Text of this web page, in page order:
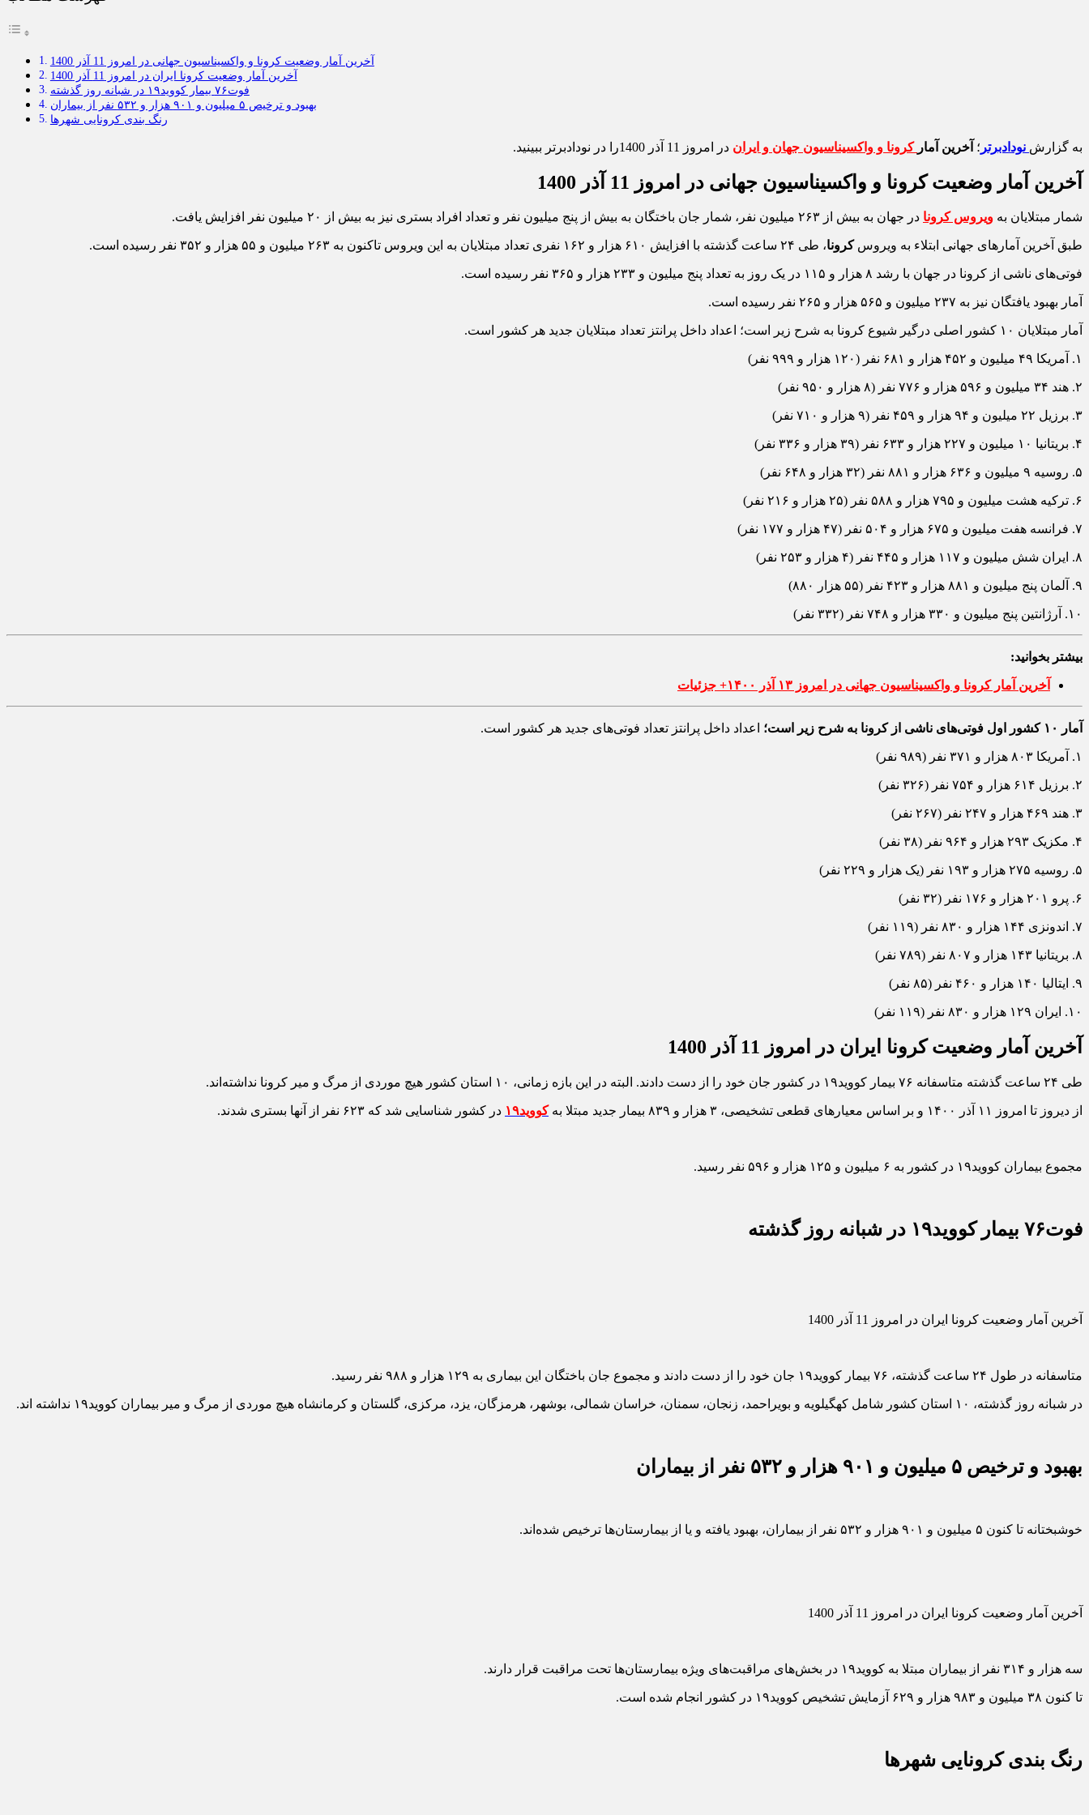
آخرین آمار وضعیت کرونا و واکسیناسیون جهانی در امروز 11 آذر 1400
آخرین آمار وضعیت کرونا ایران در امروز 11 آذر 1400
فوت۷۶ بیمار کووید۱۹ در شبانه روز گذشته
بهبود و ترخیص ۵ میلیون و ۹۰۱ هزار و ۵۳۲ نفر از بیماران
رنگ بندی کرونایی شهرها
به گزارش نودادبرتر ؛ آخرین آمار کرونا و واکسیناسیون جهان و ایران در امروز 11 آذر 1400را در نودادبرتر ببینید.
آخرین آمار وضعیت کرونا و واکسیناسیون جهانی در امروز 11 آذر 1400
شمار مبتلایان به ویروس کرونا در جهان به بیش از ۲۶۳ میلیون نفر، شمار جان باختگان به بیش از پنج میلیون نفر و تعداد افراد بستری نیز به بیش از ۲۰ میلیون نفر افزایش یافت.
طبق آخرین آمارهای جهانی ابتلاء به ویروسکرونا، طی ۲۴ ساعت گذشته با افزایش ۶۱۰ هزار و ۱۶۲ نفری تعداد مبتلایان به این ویروس تاکنون به ۲۶۳ میلیون و ۵۵ هزار و ۳۵۲ نفر رسیده است.
فوتی‌های ناشی از کرونا در جهان با رشد ۸ هزار و ۱۱۵ در یک روز به تعداد پنج میلیون و ۲۳۳ هزار و ۳۶۵ نفر رسیده است.
آمار بهبود یافتگان نیز به ۲۳۷ میلیون و ۵۶۵ هزار و ۲۶۵ نفر رسیده است.
آمار مبتلایان ۱۰ کشور اصلی درگیر شیوع کرونا به شرح زیر است؛ اعداد داخل پرانتز تعداد مبتلایان جدید هر کشور است.
۱. آمریکا ۴۹ میلیون و ۴۵۲ هزار و ۶۸۱ نفر (۱۲۰ هزار و ۹۹۹ نفر)
۲. هند ۳۴ میلیون و ۵۹۶ هزار و ۷۷۶ نفر (۸ هزار و ۹۵۰ نفر)
۳. برزیل ۲۲ میلیون و ۹۴ هزار و ۴۵۹ نفر (۹ هزار و ۷۱۰ نفر)
۴. بریتانیا ۱۰ میلیون و ۲۲۷ هزار و ۶۳۳ نفر (۳۹ هزار و ۳۳۶ نفر)
۵. روسیه ۹ میلیون و ۶۳۶ هزار و ۸۸۱ نفر (۳۲ هزار و ۶۴۸ نفر)
۶. ترکیه هشت میلیون و ۷۹۵ هزار و ۵۸۸ نفر (۲۵ هزار و ۲۱۶ نفر)
۷. فرانسه هفت میلیون و ۶۷۵ هزار و ۵۰۴ نفر (۴۷ هزار و ۱۷۷ نفر)
۸. ایران شش میلیون و ۱۱۷ هزار و ۴۴۵ نفر (۴ هزار و ۲۵۳ نفر)
۹. آلمان پنج میلیون و ۸۸۱ هزار و ۴۲۳ نفر (۵۵ هزار ۸۸۰)
۱۰. آرژانتین پنج میلیون و ۳۳۰ هزار و ۷۴۸ نفر (۳۳۲ نفر)
بیشتر بخوانید:
آخرین آمار کرونا و واکسیناسیون جهانی در امروز ۱۳ آذر ۱۴۰۰+ جزئیات
آمار ۱۰ کشور اول فوتی‌های ناشی از کرونا به شرح زیر است؛ اعداد داخل پرانتز تعداد فوتی‌های جدید هر کشور است.
۱. آمریکا ۸۰۳ هزار و ۳۷۱ نفر (۹۸۹ نفر)
۲. برزیل ۶۱۴ هزار و ۷۵۴ نفر (۳۲۶ نفر)
۳. هند ۴۶۹ هزار و ۲۴۷ نفر (۲۶۷ نفر)
۴. مکزیک ۲۹۳ هزار و ۹۶۴ نفر (۳۸ نفر)
۵. روسیه ۲۷۵ هزار و ۱۹۳ نفر (یک هزار و ۲۲۹ نفر)
۶. پرو ۲۰۱ هزار و ۱۷۶ نفر (۳۲ نفر)
۷. اندونزی ۱۴۴ هزار و ۸۳۰ نفر (۱۱۹ نفر)
۸. بریتانیا ۱۴۳ هزار و ۸۰۷ نفر (۷۸۹ نفر)
۹. ایتالیا ۱۴۰ هزار و ۴۶۰ نفر (۸۵ نفر)
۱۰. ایران ۱۲۹ هزار و ۸۳۰ نفر (۱۱۹ نفر)
آخرین آمار وضعیت کرونا ایران در امروز 11 آذر 1400
طی ۲۴ ساعت گذشته متاسفانه ۷۶ بیمار کووید۱۹ در کشور جان خود را از دست دادند. البته در این بازه زمانی، ۱۰ استان کشور هیچ موردی از مرگ و میر کرونا نداشته‌اند.
از دیروز تا امروز ۱۱ آذر ۱۴۰۰ و بر اساس معیارهای قطعی تشخیصی، ۳ هزار و ۸۳۹ بیمار جدید مبتلا به کووید۱۹ در کشور شناسایی شد که ۶۲۳ نفر از آنها بستری شدند.
مجموع بیماران کووید۱۹ در کشور به ۶ میلیون و ۱۲۵ هزار و ۵۹۶ نفر رسید.
فوت۷۶ بیمار کووید۱۹ در شبانه روز گذشته
آخرین آمار وضعیت کرونا ایران در امروز 11 آذر 1400
متاسفانه در طول ۲۴ ساعت گذشته، ۷۶ بیمار کووید۱۹ جان خود را از دست دادند و مجموع جان باختگان این بیماری به ۱۲۹ هزار و ۹۸۸ نفر رسید.
در شبانه روز گذشته، ۱۰ استان کشور شامل کهگیلویه و بویراحمد، زنجان، سمنان، خراسان شمالی، بوشهر، هرمزگان، یزد، مرکزی، گلستان و کرمانشاه هیچ موردی از مرگ و میر بیماران کووید۱۹ نداشته اند.
بهبود و ترخیص ۵ میلیون و ۹۰۱ هزار و ۵۳۲ نفر از بیماران
خوشبختانه تا کنون ۵ میلیون و ۹۰۱ هزار و ۵۳۲ نفر از بیماران، بهبود یافته و یا از بیمارستان‌ها ترخیص شده‌اند.
آخرین آمار وضعیت کرونا ایران در امروز 11 آذر 1400
سه هزار و ۳۱۴ نفر از بیماران مبتلا به کووید۱۹ در بخش‌های مراقبت‌های ویژه بیمارستان‌ها تحت مراقبت قرار دارند.
تا کنون ۳۸ میلیون و ۹۸۳ هزار و ۶۲۹ آزمایش تشخیص کووید۱۹ در کشور انجام شده است.
رنگ بندی کرونایی شهرها